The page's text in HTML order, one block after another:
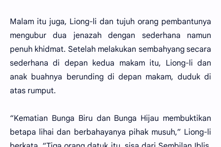
Malam itu juga, Liong-li dan tujuh orang pembantunya
mengubur dua jenazah dengan sederhana namun
penuh khidmat. Setelah melakukan sembahyang secara
sederhana di depan kedua makam itu, Liong-li dan
anak buahnya berunding di depan makam, duduk di
atas rumput.
“Kematian Bunga Biru dan Bunga Hijau membuktikan
betapa lihai dan berbahayanya pihak musuh,” Liong-li